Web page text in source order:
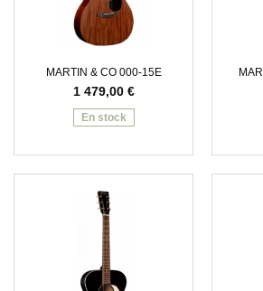
MARTIN & CO 000-15E
1 479,00 €
En stock